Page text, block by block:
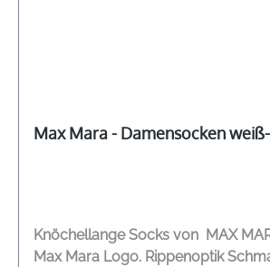
Max Mara - Damensocken
Knöchellange Socks von MAX
Max Mara Logo. Rippenoptik Schmales Bündchen